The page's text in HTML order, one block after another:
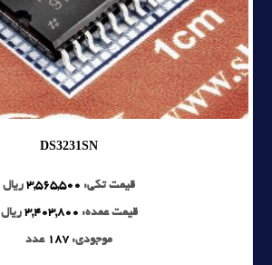
DS3231SN
قیمت تکی: 3,565,500 ریال
قیمت عمده: 3,403,800 ریال
موجودی: 187 عدد